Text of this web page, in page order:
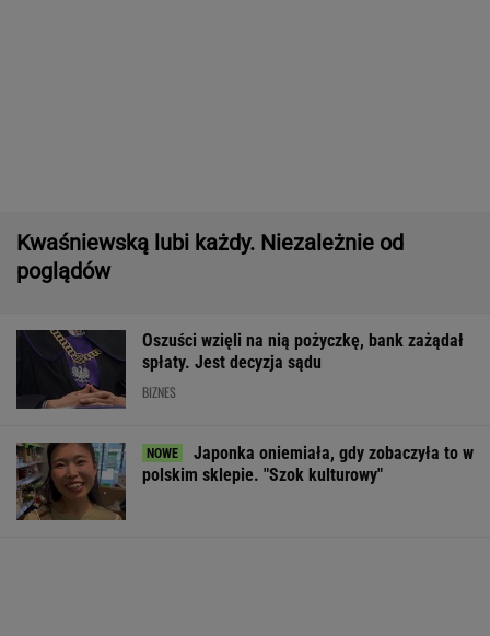
Japonka oniemiała, gdy zobaczyła to w
polskim sklepie. "Szok kulturowy"